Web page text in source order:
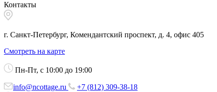
Контакты
г. Санкт-Петербург, Комендантский проспект, д. 4, офис 405
Смотреть на карте
Пн-Пт, с 10:00 до 19:00
info@ncottage.ru +7 (812) 309-38-18